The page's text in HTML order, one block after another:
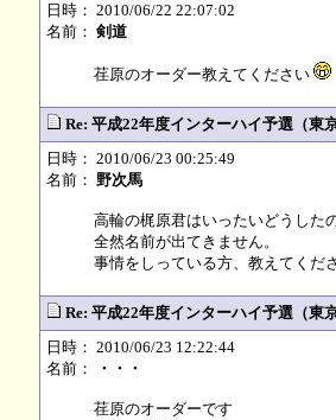
日時： 2010/06/22 22:07:02
名前： 剣道
荏原のオーダー教えてください
Re: 平成22年度インターハイ予選（東京
日時： 2010/06/23 00:25:49
名前： 野次馬
高輪の梶原君はいったいどうした
全然名前が出てきません。
事情をしっている方、教えてくださ
Re: 平成22年度インターハイ予選（東京
日時： 2010/06/23 12:22:44
名前：
・・・
荏原のオーダーです